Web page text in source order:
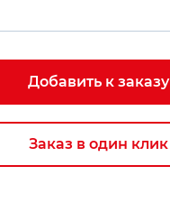
Добавить к заказу
Заказ в один клик